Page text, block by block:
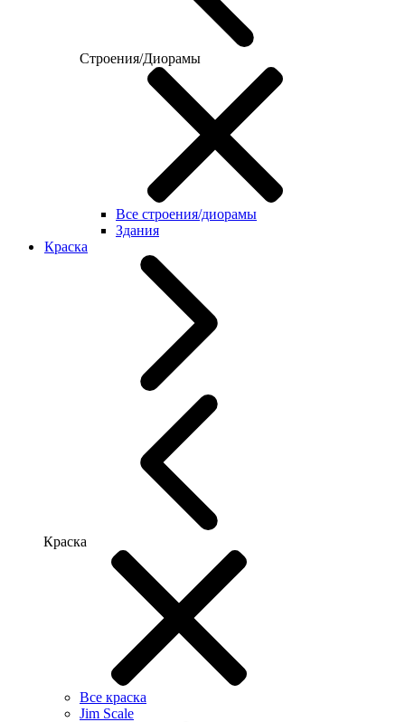
Строения/Диорамы
Все строения/диорамы
Здания
Краска
Краска
Все краска
Jim Scale